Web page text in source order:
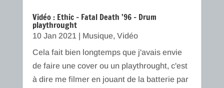
Vidéo : Ethic – Fatal Death ’96 – Drum
playthrought
10 Jan 2021| Musique, Vidéo
Cela fait bien longtemps que j'avais envie
de faire une cover ou un playthrought, c'est
à dire me filmer en jouant de la batterie par